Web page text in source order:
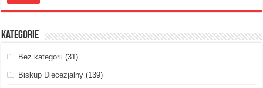
Kategorie
Bez kategorii (31)
Biskup Diecezjalny (139)